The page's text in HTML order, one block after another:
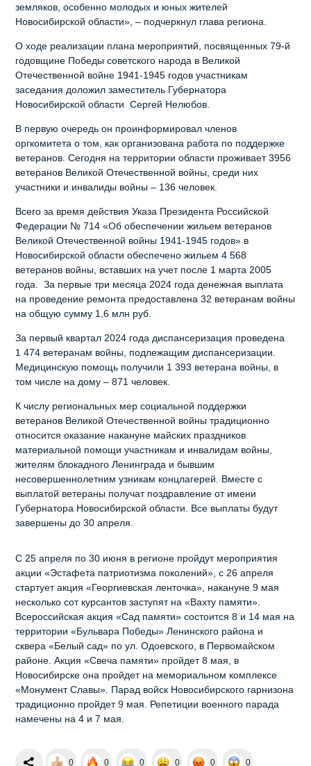
земляков, особенно молодых и юных жителей
Новосибирской области», – подчеркнул глава региона.
О ходе реализации плана мероприятий, посвященных 79-й
годовщине Победы советского народа в Великой
Отечественной войне 1941-1945 годов участникам
заседания доложил заместитель Губернатора
Новосибирской области Сергей Нелюбов.
В первую очередь он проинформировал членов
оргкомитета о том, как организована работа по поддержке
ветеранов. Сегодня на территории области проживает 3956
ветеранов Великой Отечественной войны, среди них
участники и инвалиды войны – 136 человек.
Всего за время действия Указа Президента Российской
Федерации № 714 «Об обеспечении жильем ветеранов
Великой Отечественной войны 1941-1945 годов» в
Новосибирской области обеспечено жильем 4 568
ветеранов войны, вставших на учет после 1 марта 2005
года. За первые три месяца 2024 года денежная выплата
на проведение ремонта предоставлена 32 ветеранам войны
на общую сумму 1,6 млн руб.
За первый квартал 2024 года диспансеризация проведена
1 474 ветеранам войны, подлежащим диспансеризации.
Медицинскую помощь получили 1 393 ветерана войны, в
том числе на дому – 871 человек.
К числу региональных мер социальной поддержки
ветеранов Великой Отечественной войны традиционно
относится оказание накануне майских праздников
материальной помощи участникам и инвалидам войны,
жителям блокадного Ленинграда и бывшим
несовершеннолетним узникам концлагерей. Вместе с
выплатой ветераны получат поздравление от имени
Губернатора Новосибирской области. Все выплаты будут
завершены до 30 апреля.
С 25 апреля по 30 июня в регионе пройдут мероприятия
акции «Эстафета патриотизма поколений», с 26 апреля
стартует акция «Георгиевская ленточка», накануне 9 мая
несколько сот курсантов заступят на «Вахту памяти».
Всероссийская акция «Сад памяти» состоится 8 и 14 мая на
территории «Бульвара Победы» Ленинского района и
сквера «Белый сад» по ул. Одоевского, в Первомайском
районе. Акция «Свеча памяти» пройдет 8 мая, в
Новосибирске она пройдет на мемориальном комплексе
«Монумент Славы». Парад войск Новосибирского гарнизона
традиционно пройдет 9 мая. Репетиции военного парада
намечены на 4 и 7 мая.
0 0 0 0 0 0